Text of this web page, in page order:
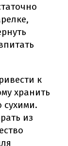
к
хранить
сухими.
из